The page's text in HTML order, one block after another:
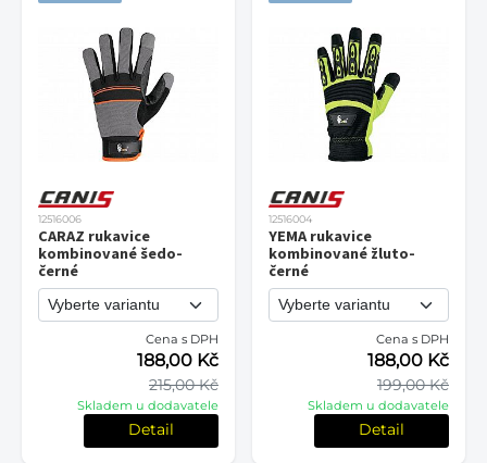
12516006
CARAZ rukavice
kombinované šedo-
černé
Cena s DPH
215,00 Kč
188,00 Kč
Skladem u dodavatele
Detail
12516004
YEMA rukavice
kombinované žluto-
černé
Cena s DPH
199,00 Kč
188,00 Kč
Skladem u dodavatele
Detail